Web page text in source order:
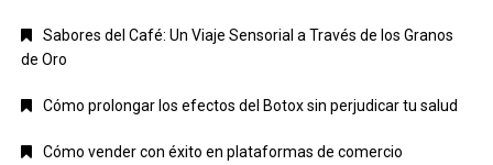
Sabores del Café: Un Viaje Sensorial a Través de los Granos
de Oro
Cómo prolongar los efectos del Botox sin perjudicar tu salud
Cómo vender con éxito en plataformas de comercio